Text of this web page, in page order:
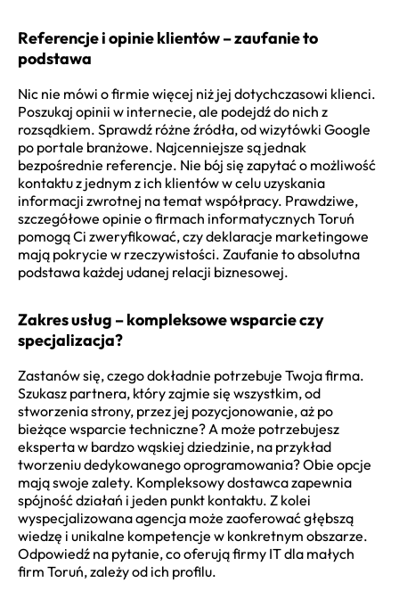
Referencje i opinie klientów – zaufanie to
podstawa
Nic nie mówi o firmie więcej niż jej dotychczasowi klienci.
Poszukaj opinii w internecie, ale podejdź do nich z
rozsądkiem. Sprawdź różne źródła, od wizytówki Google
po portale branżowe. Najcenniejsze są jednak
bezpośrednie referencje. Nie bój się zapytać o możliwość
kontaktu z jednym z ich klientów w celu uzyskania
informacji zwrotnej na temat współpracy. Prawdziwe,
szczegółowe opinie o firmach informatycznych Toruń
pomogą Ci zweryfikować, czy deklaracje marketingowe
mają pokrycie w rzeczywistości. Zaufanie to absolutna
podstawa każdej udanej relacji biznesowej.
Zakres usług – kompleksowe wsparcie czy
specjalizacja?
Zastanów się, czego dokładnie potrzebuje Twoja firma.
Szukasz partnera, który zajmie się wszystkim, od
stworzenia strony, przez jej pozycjonowanie, aż po
bieżące wsparcie techniczne? A może potrzebujesz
eksperta w bardzo wąskiej dziedzinie, na przykład
tworzeniu dedykowanego oprogramowania? Obie opcje
mają swoje zalety. Kompleksowy dostawca zapewnia
spójność działań i jeden punkt kontaktu. Z kolei
wyspecjalizowana agencja może zaoferować głębszą
wiedzę i unikalne kompetencje w konkretnym obszarze.
Odpowiedź na pytanie, co oferują firmy IT dla małych
firm Toruń, zależy od ich profilu.